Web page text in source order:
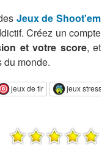
Jeux de Shoot'em
Créez un compte
et votre score, et
du monde.
jeux de tir jeux